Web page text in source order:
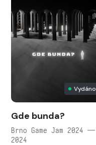
Vydáno
Gde bunda?
Brno Game Jam 2024 —
2024